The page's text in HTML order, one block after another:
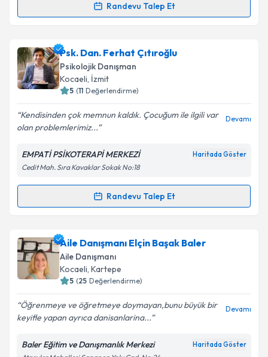
Randevu Talep Et
Randevu Takvimi Talebi
Klinik Psikolog Esin Aşkın Erdoğan
takvimi talebi oluşturun. Size bu uzmandan randevu
almanız için bir takvim hazırlandığında e-posta ile
bilgilendireceğiz.
E-posta Adresiniz
Kişisel verilerimin işlenmesine ilişkin
Metni'ni okudum ve kişisel verilerimin belirtilen
kapsamda işlenmesini kabul ediyorum.
Psk. Dan. Ferhat Çıtıroğlu
Psikolojik Danışman
Kocaeli, İzmit
5 (11 Değerlendirme)
Kendisinden çok memnun kaldık. Çocuğum ile ilgili var
olan problemlerimiz...
Devamı
EMPATİ PSİKOTERAPİ MERKEZİ Haritada Göster
Cedit Mah. Sıra Kavaklar Sokak No:18
Randevu Talep Et
Randevu Takvimi Talebi
Psk. Dan. Ferhat Çıtıroğluiçin randevu takvimi
talebi oluşturun. Size bu uzmandan randevu almanız
için bir takvim hazırlandığında e-posta ile
bilgilendireceğiz.
E-posta Adresiniz
Aile Danışmanı Elçin Başak Baler
Aile Danışmanı
Kocaeli, Kartepe
5 (25 Değerlendirme)
Öğrenmeye ve öğretmeye doymayan,bunu büyük bir
keyifle yapan ayrıca danisanlarina...
Devamı
Baler Eğitim ve Danışmanlık Merkezi Haritada Göster